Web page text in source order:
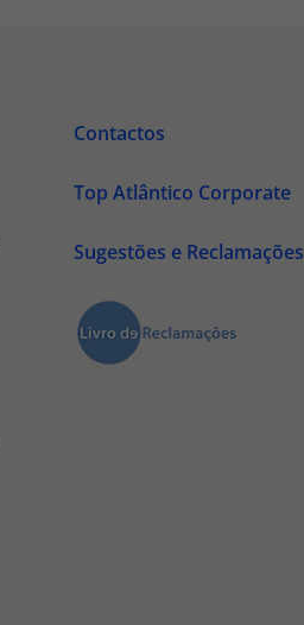
Contactos
Top Atlântico Corporate
Sugestões e Reclamações